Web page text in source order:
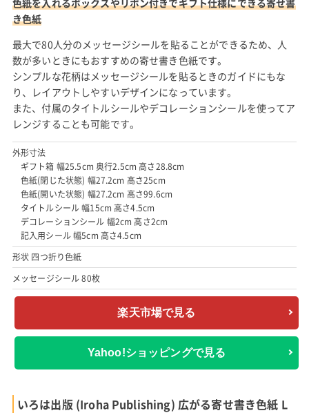
き色紙
最大で80人分のメッセージシールを貼ることができるため、人
数が多いときにもおすすめの寄せ書き色紙です。
シンプルな花柄はメッセージシールを貼るときのガイドにもな
り、レイアウトしやすいデザインになっています。
また、付属のタイトルシールやデコレーションシールを使ってア
レンジすることも可能です。
外形寸法
ギフト箱 幅25.5cm 奥行2.5cm 高さ28.8cm
色紙(閉じた状態) 幅27.2cm 高さ25cm
色紙(開いた状態) 幅27.2cm 高さ99.6cm
タイトルシール 幅15cm 高さ4.5cm
デコレーションシール 幅2cm 高さ2cm
記入用シール 幅5cm 高さ4.5cm
形状 四つ折り色紙
メッセージシール 80枚
楽天市場で見る
Yahoo!ショッピングで見る
いろは出版 (Iroha Publishing) 広がる寄せ書き色紙 L